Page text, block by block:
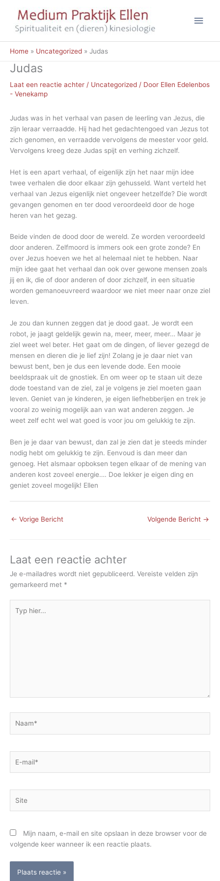
Home Uncategorized Judas
Judas
Laat een reactie achter / Uncategorized / Door Ellen Edelenbos
- Venekamp
Judas was in het verhaal van pasen de leerling van Jezus, die
zijn leraar verraadde. Hij had het gedachtengoed van Jezus tot
zich genomen, en verraadde vervolgens de meester voor geld.
Vervolgens kreeg deze Judas spijt en verhing zichzelf.
Het is een apart verhaal, of eigenlijk zijn het naar mijn idee
twee verhalen die door elkaar zijn gehusseld. Want verteld het
verhaal van Jezus eigenlijk niet ongeveer hetzelfde? Die wordt
gevangen genomen en ter dood veroordeeld door de hoge
heren van het gezag.
Beide vinden de dood door de wereld. Ze worden veroordeeld
door anderen. Zelfmoord is immers ook een grote zonde? En
over Jezus hoeven we het al helemaal niet te hebben. Naar
mijn idee gaat het verhaal dan ook over gewone mensen zoals
jij en ik, die of door anderen of door zichzelf, in een situatie
worden gemanoeuvreerd waardoor we niet meer naar onze ziel
leven.
Je zou dan kunnen zeggen dat je dood gaat. Je wordt een
robot, je jaagt geldelijk gewin na, meer, meer, meer… Maar je
ziel weet wel beter. Het gaat om de dingen, of liever gezegd de
mensen en dieren die je lief zijn! Zolang je je daar niet van
bewust bent, ben je dus een levende dode. Een mooie
beeldspraak uit de gnostiek. En om weer op te staan uit deze
dode toestand van de ziel, zal je volgens je ziel moeten gaan
leven. Geniet van je kinderen, je eigen liefhebberijen en trek je
vooral zo weinig mogelijk aan van wat anderen zeggen. Je
weet zelf echt wel wat goed is voor jou om gelukkig te zijn.
Ben je je daar van bewust, dan zal je zien dat je steeds minder
nodig hebt om gelukkig te zijn. Eenvoud is dan meer dan
genoeg. Het alsmaar opboksen tegen elkaar of de mening van
anderen kost zoveel energie…. Doe lekker je eigen ding en
geniet zoveel mogelijk! Ellen
← Vorige Bericht Volgende Bericht →
Laat een reactie achter
Je e-mailadres wordt niet gepubliceerd. Vereiste velden zijn
gemarkeerd met *
hier...
mail*
Mijn naam, e-mail en site opslaan in deze browser voor de
volgende keer wanneer ik een reactie plaats.